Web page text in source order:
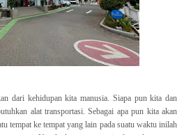
dari kehidupan kita manusia. Siapa pun kita dan
alat transportasi. Sebagai apa pun kita akan
tempat ke tempat yang lain pada suatu waktu inilah